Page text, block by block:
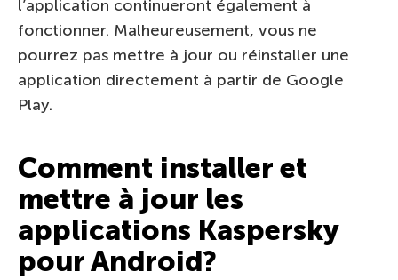
l’application continueront également à
fonctionner. Malheureusement, vous ne
pourrez pas mettre à jour ou réinstaller une
application directement à partir de Google
Play.
Comment installer et
mettre à jour les
applications Kaspersky
pour Android?